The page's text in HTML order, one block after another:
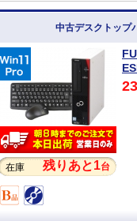
中古デスクトッ
在庫 残りあと1台